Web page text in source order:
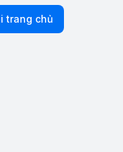
trang chủ